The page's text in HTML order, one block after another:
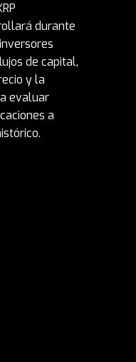
durante
de capital,
y la
evaluar
a